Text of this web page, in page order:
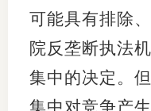
可能具有排除
院反垄断执法
集中的决定。
集中对竞争产